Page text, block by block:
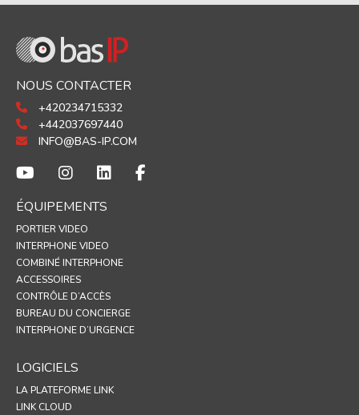
NOUS CONTACTER
+420234715332
+442037697440
INFO@BAS-IP.COM
ÉQUIPEMENTS
PORTIER VIDEO
INTERPHONE VIDEO
COMBINÉ INTERPHONE
ACCESSOIRES
CONTRÔLE D’ACCÈS
BUREAU DU CONCIERGE
INTERPHONE D’URGENCE
LOGICIELS
LA PLATEFORME LINK
LINK CLOUD